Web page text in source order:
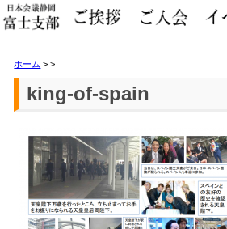
ホーム >>
king-of-spain